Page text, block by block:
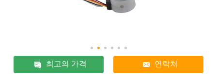
최고의 가격 연락처